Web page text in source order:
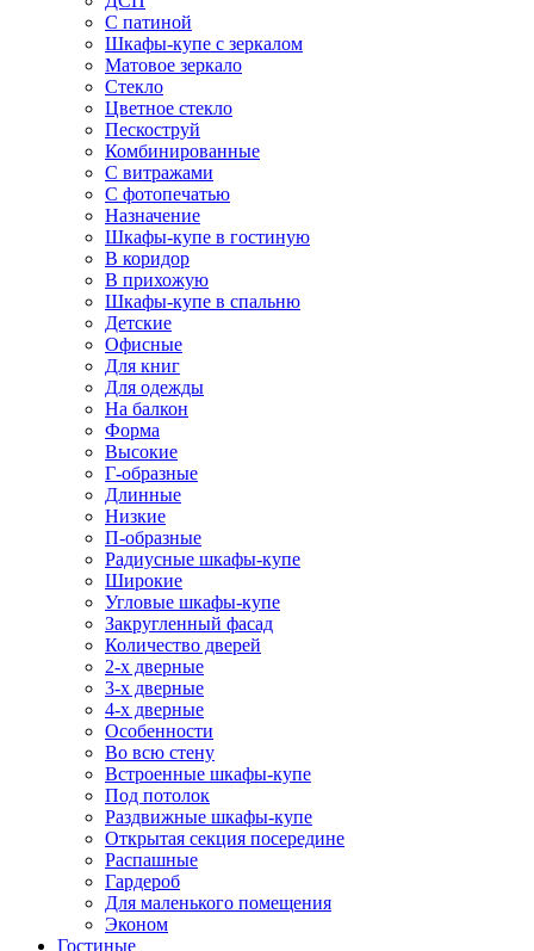
С патиной
Шкафы-купе с зеркалом
Матовое зеркало
Стекло
Цветное стекло
Пескоструй
Комбинированные
С витражами
С фотопечатью
Назначение
Шкафы-купе в гостиную
В коридор
В прихожую
Шкафы-купе в спальню
Детские
Офисные
Для книг
Для одежды
На балкон
Форма
Высокие
Г-образные
Длинные
Низкие
П-образные
Радиусные шкафы-купе
Широкие
Угловые шкафы-купе
Закругленный фасад
Количество дверей
2-х дверные
3-х дверные
4-х дверные
Особенности
Во всю стену
Встроенные шкафы-купе
Под потолок
Раздвижные шкафы-купе
Открытая секция посередине
Распашные
Гардероб
Для маленького помещения
Эконом
Гостиные